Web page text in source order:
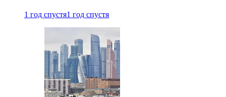
1 год спустя1 год спустя